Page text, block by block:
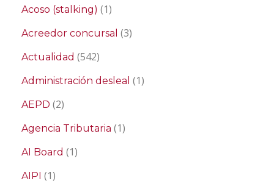
Acoso (stalking) (1)
Acreedor concursal (3)
Actualidad (542)
Administración desleal (1)
AEPD (2)
Agencia Tributaria (1)
AI Board (1)
AIPI (1)